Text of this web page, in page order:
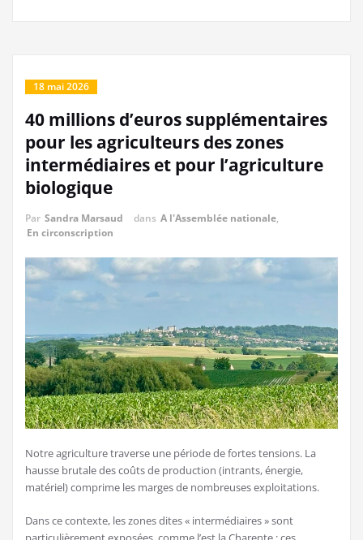
18 mai 2026
40 millions d’euros supplémentaires
pour les agriculteurs des zones
intermédiaires et pour l’agriculture
biologique
Par Sandra Marsaud dans A l'Assemblée nationale,
En circonscription
Notre agriculture traverse une période de fortes tensions. La
hausse brutale des coûts de production (intrants, énergie,
matériel) comprime les marges de nombreuses exploitations.
Dans ce contexte, les zones dites « intermédiaires » sont